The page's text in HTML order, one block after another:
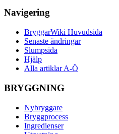
Navigering
BryggarWiki Huvudsida
Senaste ändringar
Slumpsida
Hjälp
Alla artiklar A-Ö
BRYGGNING
Nybryggare
Bryggprocess
Ingredienser